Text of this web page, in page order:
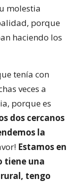
molestia
porque
haciendo los
tenía con
veces a
porque es
dos cercanos
la
Estamos en
tiene una
tengo